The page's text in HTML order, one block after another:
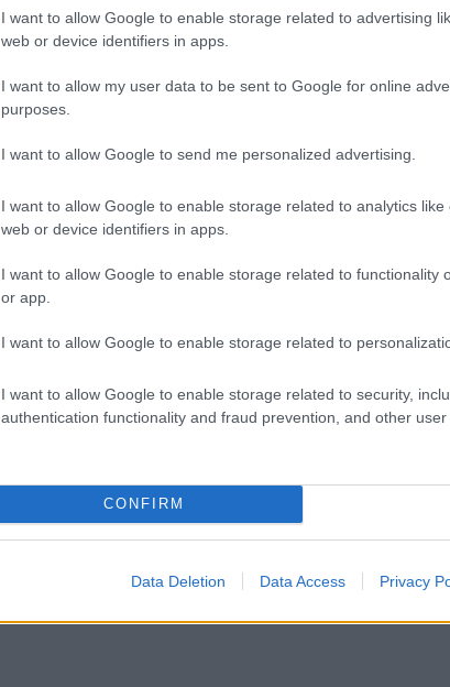
I want to allow Google to enable storage related to advertising
web or device identifiers in apps.
I want to allow my user data to be sent to Google for online
purposes.
I want to allow Google to send me personalized advertising.
I want to allow Google to enable storage related to analytics like
web or device identifiers in apps.
I want to allow Google to enable storage related to functionality
or app.
I want to allow Google to enable storage related to
I want to allow Google to enable storage related to security,
authentication functionality and fraud prevention, and other user
CONFIRM
Data Deletion Data Access Privacy